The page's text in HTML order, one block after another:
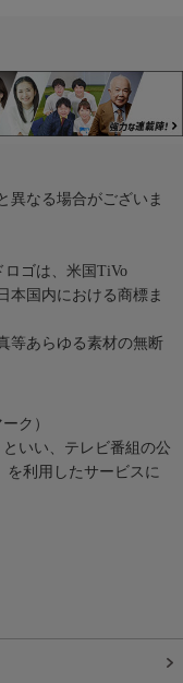
異なる場合がございま
ロゴは、米国TiVo
本国内における商標ま
等あらゆる素材の無断
ク）
といい、テレビ番組の公
を利用したサービスに